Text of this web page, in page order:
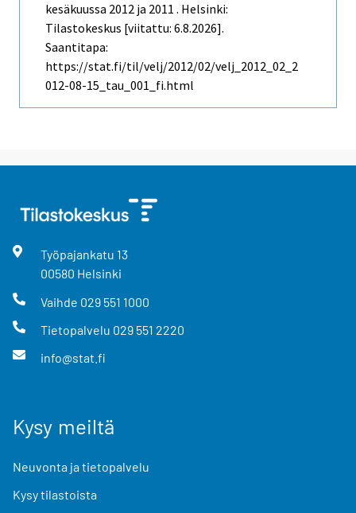
kesäkuussa 2012 ja 2011 . Helsinki:
Tilastokeskus [viitattu: 6.8.2026].
Saantitapa:
https://stat.fi/til/velj/2012/02/velj_2012_02_2
012-08-15_tau_001_fi.html
Työpajankatu 13
00580 Helsinki
Vaihde 029 551 1000
Tietopalvelu 029 551 2220
info@stat.fi
Kysy meiltä
Neuvonta ja tietopalvelu
Kysy tilastoista